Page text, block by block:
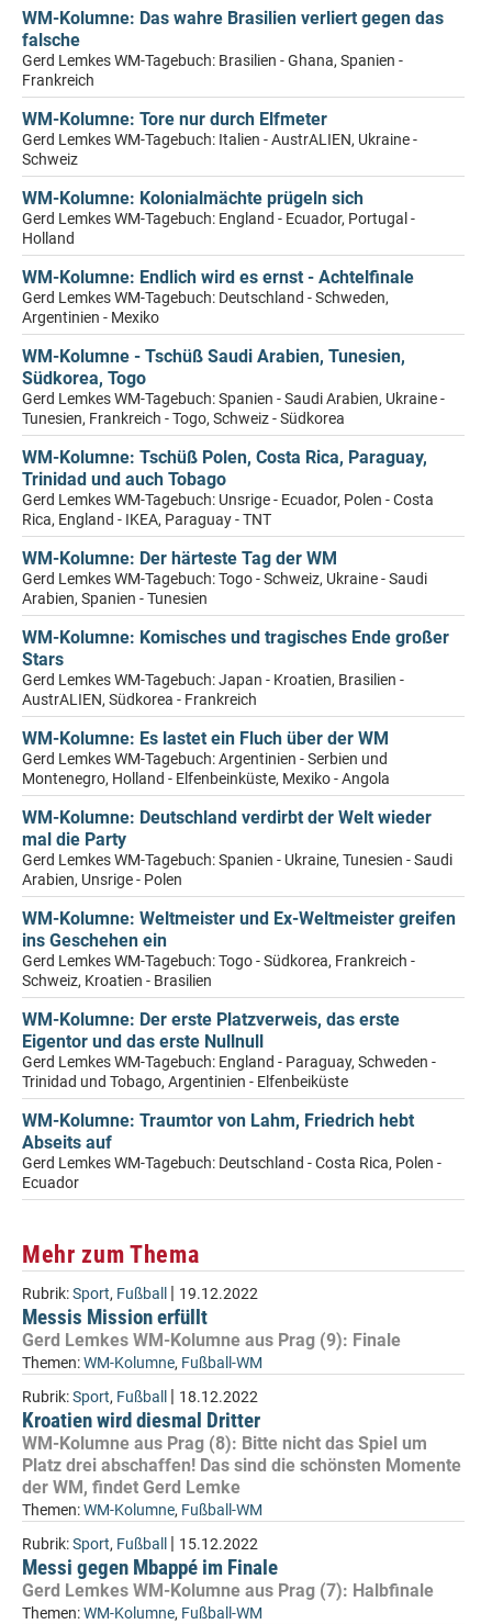
WM-Kolumne: Das wahre Brasilien verliert gegen das
falsche
Gerd Lemkes WM-Tagebuch: Brasilien - Ghana, Spanien -
Frankreich
WM-Kolumne: Tore nur durch Elfmeter
Gerd Lemkes WM-Tagebuch: Italien - AustrALIEN, Ukraine -
Schweiz
WM-Kolumne: Kolonialmächte prügeln sich
Gerd Lemkes WM-Tagebuch: England - Ecuador, Portugal -
Holland
WM-Kolumne: Endlich wird es ernst - Achtelfinale
Gerd Lemkes WM-Tagebuch: Deutschland - Schweden,
Argentinien - Mexiko
WM-Kolumne - Tschüß Saudi Arabien, Tunesien,
Südkorea, Togo
Gerd Lemkes WM-Tagebuch: Spanien - Saudi Arabien, Ukraine -
Tunesien, Frankreich - Togo, Schweiz - Südkorea
WM-Kolumne: Tschüß Polen, Costa Rica, Paraguay,
Trinidad und auch Tobago
Gerd Lemkes WM-Tagebuch: Unsrige - Ecuador, Polen - Costa
Rica, England - IKEA, Paraguay - TNT
WM-Kolumne: Der härteste Tag der WM
Gerd Lemkes WM-Tagebuch: Togo - Schweiz, Ukraine - Saudi
Arabien, Spanien - Tunesien
WM-Kolumne: Komisches und tragisches Ende großer
Stars
Gerd Lemkes WM-Tagebuch: Japan - Kroatien, Brasilien -
AustrALIEN, Südkorea - Frankreich
WM-Kolumne: Es lastet ein Fluch über der WM
Gerd Lemkes WM-Tagebuch: Argentinien - Serbien und
Montenegro, Holland - Elfenbeinküste, Mexiko - Angola
WM-Kolumne: Deutschland verdirbt der Welt wieder
mal die Party
Gerd Lemkes WM-Tagebuch: Spanien - Ukraine, Tunesien - Saudi
Arabien, Unsrige - Polen
WM-Kolumne: Weltmeister und Ex-Weltmeister greifen
ins Geschehen ein
Gerd Lemkes WM-Tagebuch: Togo - Südkorea, Frankreich -
Schweiz, Kroatien - Brasilien
WM-Kolumne: Der erste Platzverweis, das erste
Eigentor und das erste Nullnull
Gerd Lemkes WM-Tagebuch: England - Paraguay, Schweden -
Trinidad und Tobago, Argentinien - Elfenbeiküste
WM-Kolumne: Traumtor von Lahm, Friedrich hebt
Abseits auf
Gerd Lemkes WM-Tagebuch: Deutschland - Costa Rica, Polen -
Ecuador
Mehr zum Thema
Rubrik:Sport, Fußball | 19.12.2022
Messis Mission erfüllt
Gerd Lemkes WM-Kolumne aus Prag (9): Finale
Themen:WM-Kolumne, Fußball-WM
Rubrik:Sport, Fußball | 18.12.2022
Kroatien wird diesmal Dritter
WM-Kolumne aus Prag (8): Bitte nicht das Spiel um
Platz drei abschaffen! Das sind die schönsten Momente
der WM, findet Gerd Lemke
Themen:WM-Kolumne, Fußball-WM
Rubrik:Sport, Fußball | 15.12.2022
Messi gegen Mbappé im Finale
Gerd Lemkes WM-Kolumne aus Prag (7): Halbfinale
Themen:WM-Kolumne, Fußball-WM